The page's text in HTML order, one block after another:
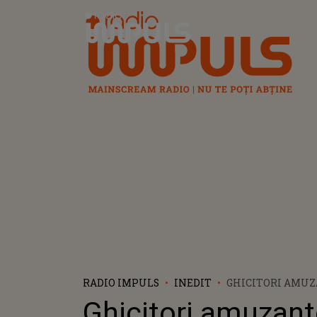
Radio Impuls
RADIO IMPULS INEDIT
GHICITORI
ÎN LUME,